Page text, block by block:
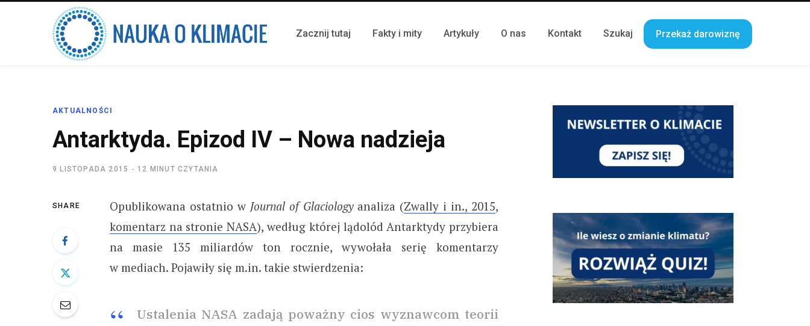
Zacznij tutaj Fakty i mity Artykuły O nas Kontakt Szukaj Przekaż darowiznę
AKTUALNOŚCI
Antarktyda. Epizod IV – Nowa nadzieja
9 LISTOPADA 2015 12 MINUT CZYTANIA
SHARE Opublikowana ostatnio w Journal of Glaciologyanaliza (Zwally i in., 2015,
komentarz na stronie NASA), według której lądolód Antarktydy przybiera
na masie 135 miliardów ton rocznie, wywołała serię komentarzy
w mediach. Pojawiły się m.in. takie stwierdzenia:
Ustalenia NASA zadają poważny cios wyznawcom teorii